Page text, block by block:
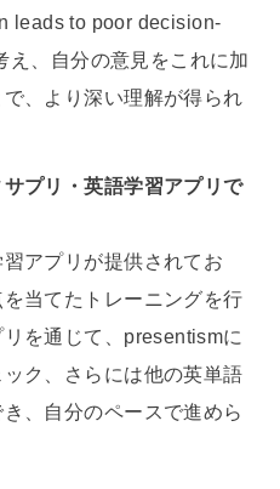
leads to poor decision-
え、自分の意見をこれに加
、より深い理解が得られ
サプリ・英語学習アプリで
アプリが提供されてお
当てたトレーニングを行
を通じて、presentismに
ク、さらには他の英単語
、自分のペースで進めら